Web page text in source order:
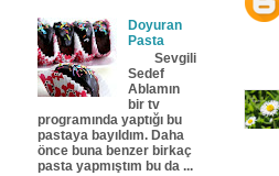
Doyuran
Pasta
Sevgili
Sedef
Ablamın
bir tv
programında yaptığı bu
pastaya bayıldım. Daha
önce buna benzer birkaç
pasta yapmıştım bu da ...